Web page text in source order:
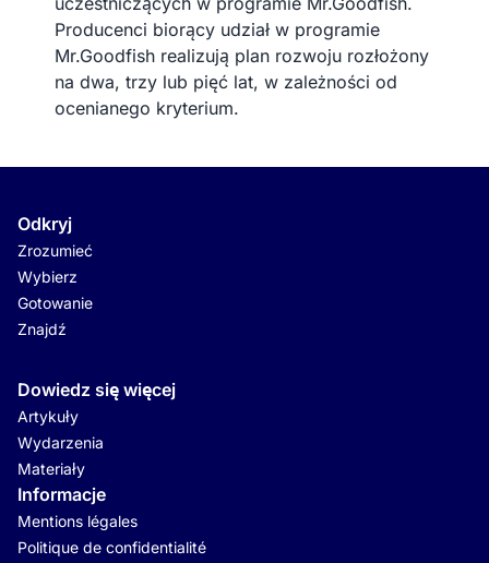
Producenci biorący udział w programie
Mr.Goodfish realizują plan rozwoju rozłożony
na dwa, trzy lub pięć lat, w zależności od
ocenianego kryterium.
Odkryj
Zrozumieć
Wybierz
Gotowanie
Znajdź
Dowiedz się więcej
Artykuły
Wydarzenia
Materiały
Informacje
Mentions légales
Politique de confidentialité